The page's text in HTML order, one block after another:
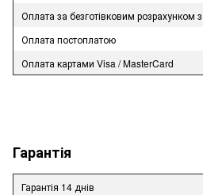
Оплата за безготівковим
Оплата постоплатою
Оплата картами Visa / MasterCard
Гарантія
Гарантія 14 днів